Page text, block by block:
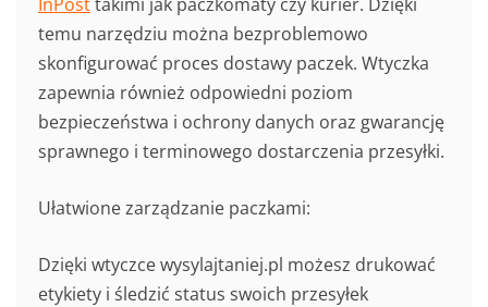
temu narzędziu można bezproblemowo
skonfigurować proces dostawy paczek. Wtyczka
zapewnia również odpowiedni poziom
bezpieczeństwa i ochrony danych oraz gwarancję
sprawnego i terminowego dostarczenia przesyłki.
Ułatwione zarządzanie paczkami:
Dzięki wtyczce wysylajtaniej.pl możesz drukować
etykiety i śledzić status swoich przesyłek